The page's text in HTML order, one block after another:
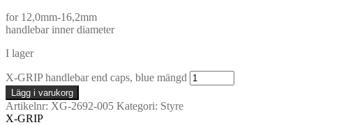
for 12,0mm-16,2mm
handlebar inner diameter
I lager
X-GRIP handlebar end caps, blue mängd
Lägg i varukorg
Artikelnr: XG-2692-005 Kategori: Styre
X-GRIP